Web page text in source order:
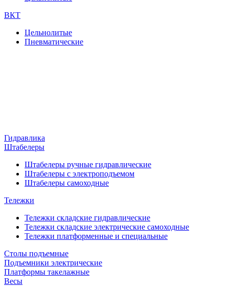
ВКТ
Цельнолитые
Пневматические
Гидравлика
Штабелеры
Штабелеры ручные гидравлические
Штабелеры с электроподъемом
Штабелеры самоходные
Тележки
Тележки складские гидравлические
Тележки складские электрические самоходные
Тележки платформенные и специальные
Столы подъемные
Подъемники электрические
Платформы такелажные
Весы